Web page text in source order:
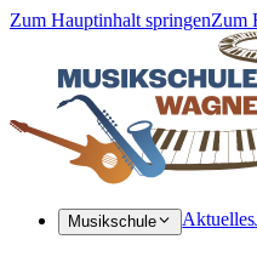
Zum Hauptinhalt springenZum
Musikschule Aktuelles